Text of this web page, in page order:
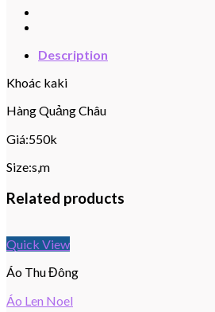
Description
Khoác kaki
Hàng Quảng Châu
Giá:550k
Size:s,m
Related products
Quick View
Áo Thu Đông
Áo Len Noel